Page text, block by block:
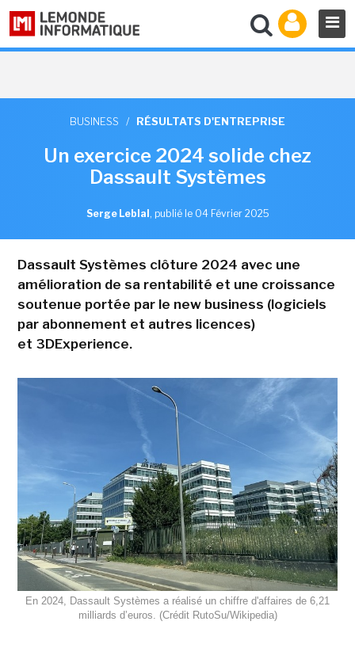
BUSINESS / RÉSULTATS D'ENTREPRISE
Un exercice 2024 solide chez
Dassault Systèmes
Serge Leblal , publié le 04 Février 2025
Dassault Systèmes clôture 2024 avec une
amélioration de sa rentabilité et une croissance
soutenue portée par le new business (logiciels
par abonnement et autres licences)
et 3DExperience.
En 2024, Dassault Systèmes a réalisé un chiffre d'affaires de 6,21
milliards d’euros. (Crédit RutoSu/Wikipedia)